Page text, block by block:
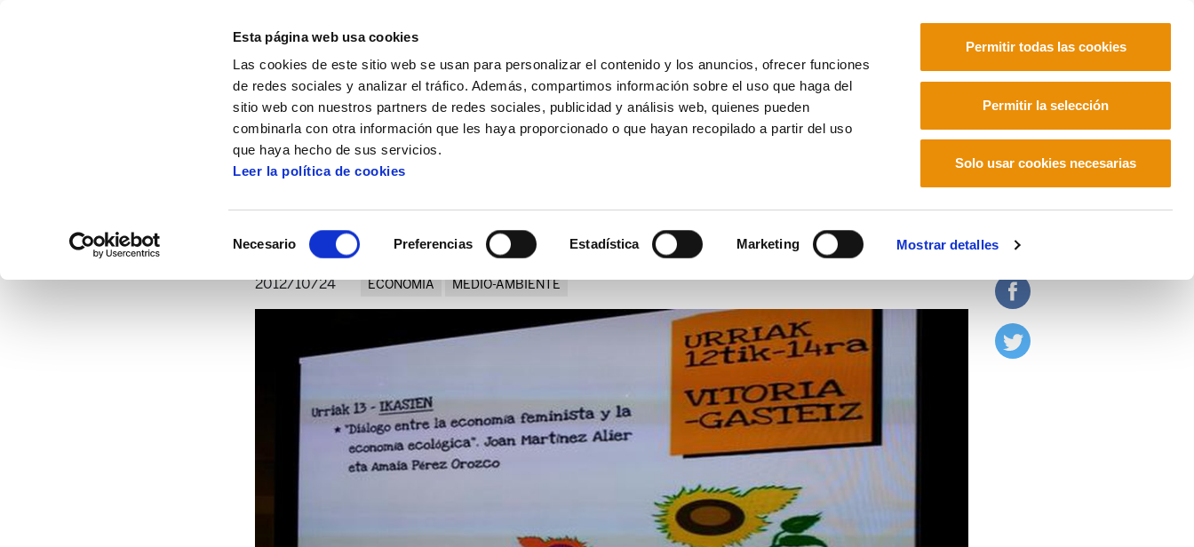
Esta página web usa cookies
Las cookies de este sitio web se usan para personalizar el contenido y los anuncios, ofrecer funciones
de redes sociales y analizar el tráfico. Además, compartimos información sobre el uso que haga del
sitio web con nuestros partners de redes sociales, publicidad y análisis web, quienes pueden
combinarla con otra información que les haya proporcionado o que hayan recopilado a partir del uso
que haya hecho de sus servicios.
Leer la política de cookies
Necesario Preferencias Estadística Marketing Mostrar detalles
Permitir todas las cookies
Permitir la selección
Solo usar cookies necesarias
¿Qué es la Economía Ecológica?
2012/10/24 ECONOMIA MEDIO-AMBIENTE